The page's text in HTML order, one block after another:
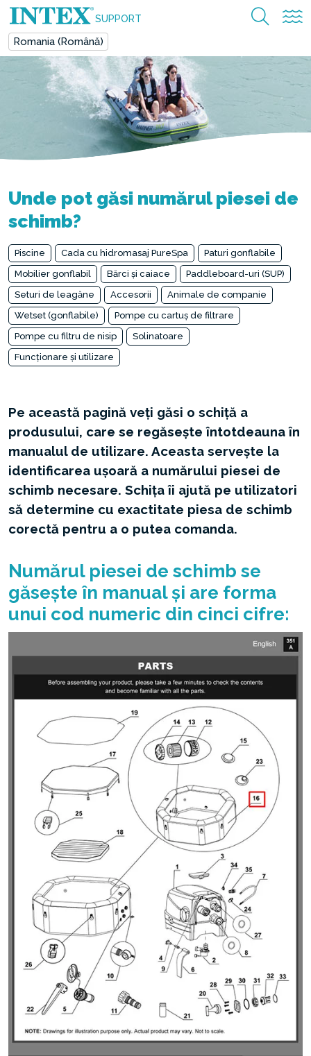
SUPPORT
Romania (Română)
Unde pot găsi numărul piesei de
schimb?
Piscine Cada cu hidromasaj PureSpa
Paturi gonflabile
Mobilier gonflabil
Bărci și caiace
Paddleboard-uri (SUP)
Seturi de leagăne
Accesorii
Animale de companie
Wetset (gonflabile)
Pompe cu cartuș de filtrare
Pompe cu filtru de nisip
Solinatoare
Funcționare și utilizare
Pe această pagină veți găsi o schiță a
produsului, care se regăsește întotdeauna în
manualul de utilizare. Aceasta servește la
identificarea ușoară a numărului piesei de
schimb necesare. Schița îi ajută pe utilizatori
să determine cu exactitate piesa de schimb
corectă pentru a o putea comanda.
Numărul piesei de schimb se
găsește în manual și are forma
unui cod numeric din cinci cifre: